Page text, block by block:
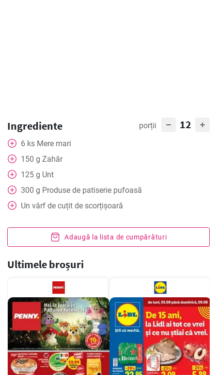
Ingrediente porții 12
6 ks Mere mari
150 g Zahăr
125 g Unt
300 g Produse de patiserie pufoasă
Un vârf de cuțit de scorțișoară
Adaugă la lista de cumpărături
Ultimele broșuri